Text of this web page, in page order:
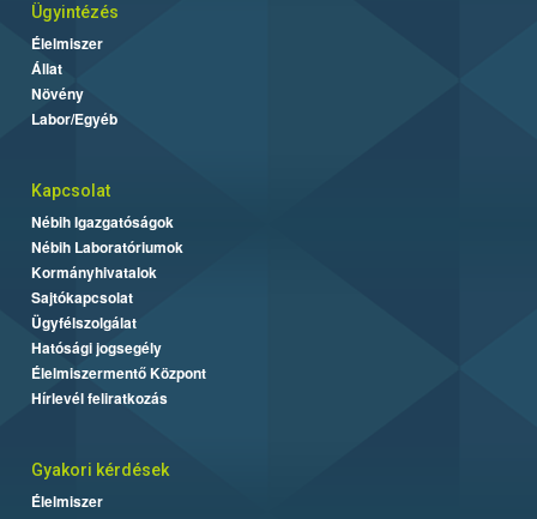
Ügyintézés
Élelmiszer
Állat
Növény
Labor/Egyéb
Kapcsolat
Nébih Igazgatóságok
Nébih Laboratóriumok
Kormányhivatalok
Sajtókapcsolat
Ügyfélszolgálat
Hatósági jogsegély
Élelmiszermentő Központ
Hírlevél feliratkozás
Gyakori kérdések
Élelmiszer